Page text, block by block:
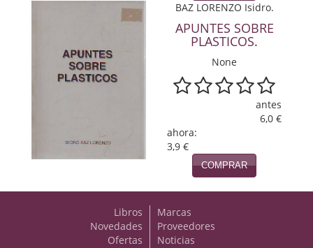
BAZ LORENZO Isidro.
APUNTES SOBRE
PLASTICOS.
None
antes
6,0 €
ahora:
3,9 €
COMPRAR
Libros
Novedades
Ofertas
Marcas
Proveedores
Noticias